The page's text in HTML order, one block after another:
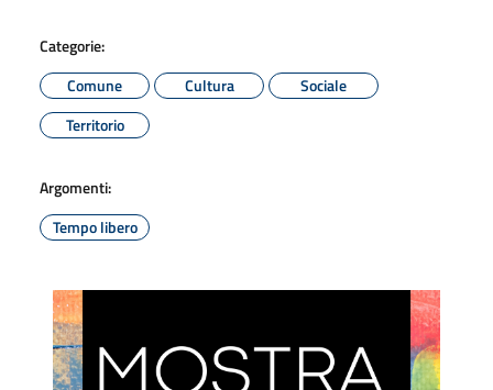
Categorie:
Comune
Cultura
Sociale
Territorio
Argomenti:
Tempo libero